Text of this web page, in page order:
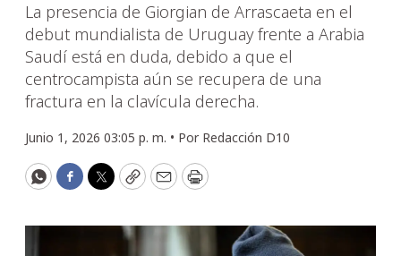
La presencia de Giorgian de Arrascaeta en el
debut mundialista de Uruguay frente a Arabia
Saudí está en duda, debido a que el
centrocampista aún se recupera de una
fractura en la clavícula derecha.
Junio 1, 2026 03:05 p. m. • Por Redacción D10
WhatsApp
Facebook
Twitter
CopyEmailPrint